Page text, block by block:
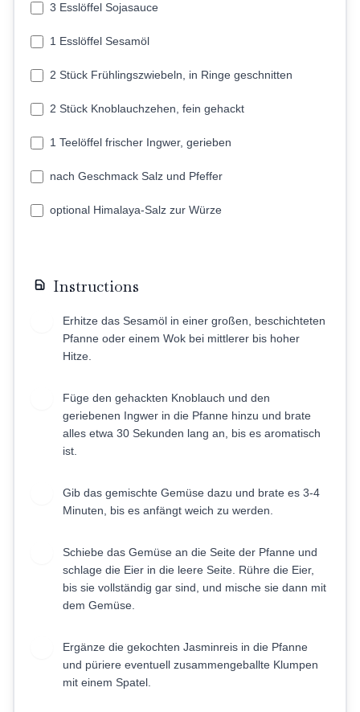
3 Esslöffel Sojasauce
1 Esslöffel Sesamöl
2 Stück Frühlingszwiebeln, in Ringe geschnitten
2 Stück Knoblauchzehen, fein gehackt
1 Teelöffel frischer Ingwer, gerieben
nach Geschmack Salz und Pfeffer
optional Himalaya-Salz zur Würze
Instructions
Erhitze das Sesamöl in einer großen, beschichteten
Pfanne oder einem Wok bei mittlerer bis hoher
Hitze.
Füge den gehackten Knoblauch und den
geriebenen Ingwer in die Pfanne hinzu und brate
alles etwa 30 Sekunden lang an, bis es aromatisch
ist.
Gib das gemischte Gemüse dazu und brate es 3-4
Minuten, bis es anfängt weich zu werden.
Schiebe das Gemüse an die Seite der Pfanne und
schlage die Eier in die leere Seite. Rühre die Eier,
bis sie vollständig gar sind, und mische sie dann mit
dem Gemüse.
Ergänze die gekochten Jasminreis in die Pfanne
und püriere eventuell zusammengeballte Klumpen
mit einem Spatel.